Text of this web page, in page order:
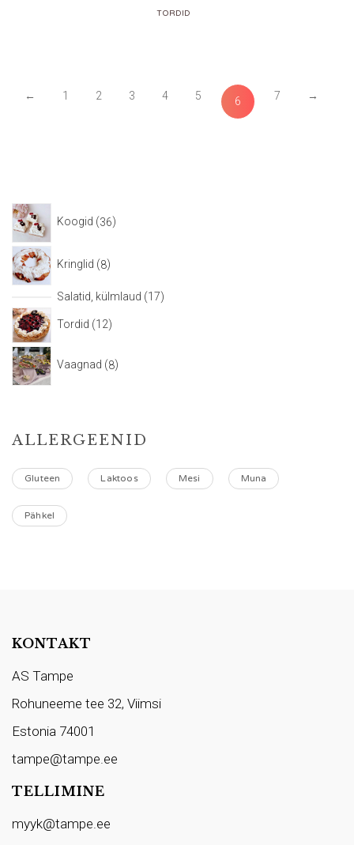
TORDID
← 1 2 3 4 5 6 7 →
Koogid 36
Kringlid 8
Salatid, külmlaud 17
Tordid 12
Vaagnad 8
ALLERGEENID
Gluteen Laktoos Mesi Muna
Pähkel
KONTAKT
AS Tampe
Rohuneeme tee 32, Viimsi
Estonia 74001
tampe@tampe.ee
TELLIMINE
myyk@tampe.ee